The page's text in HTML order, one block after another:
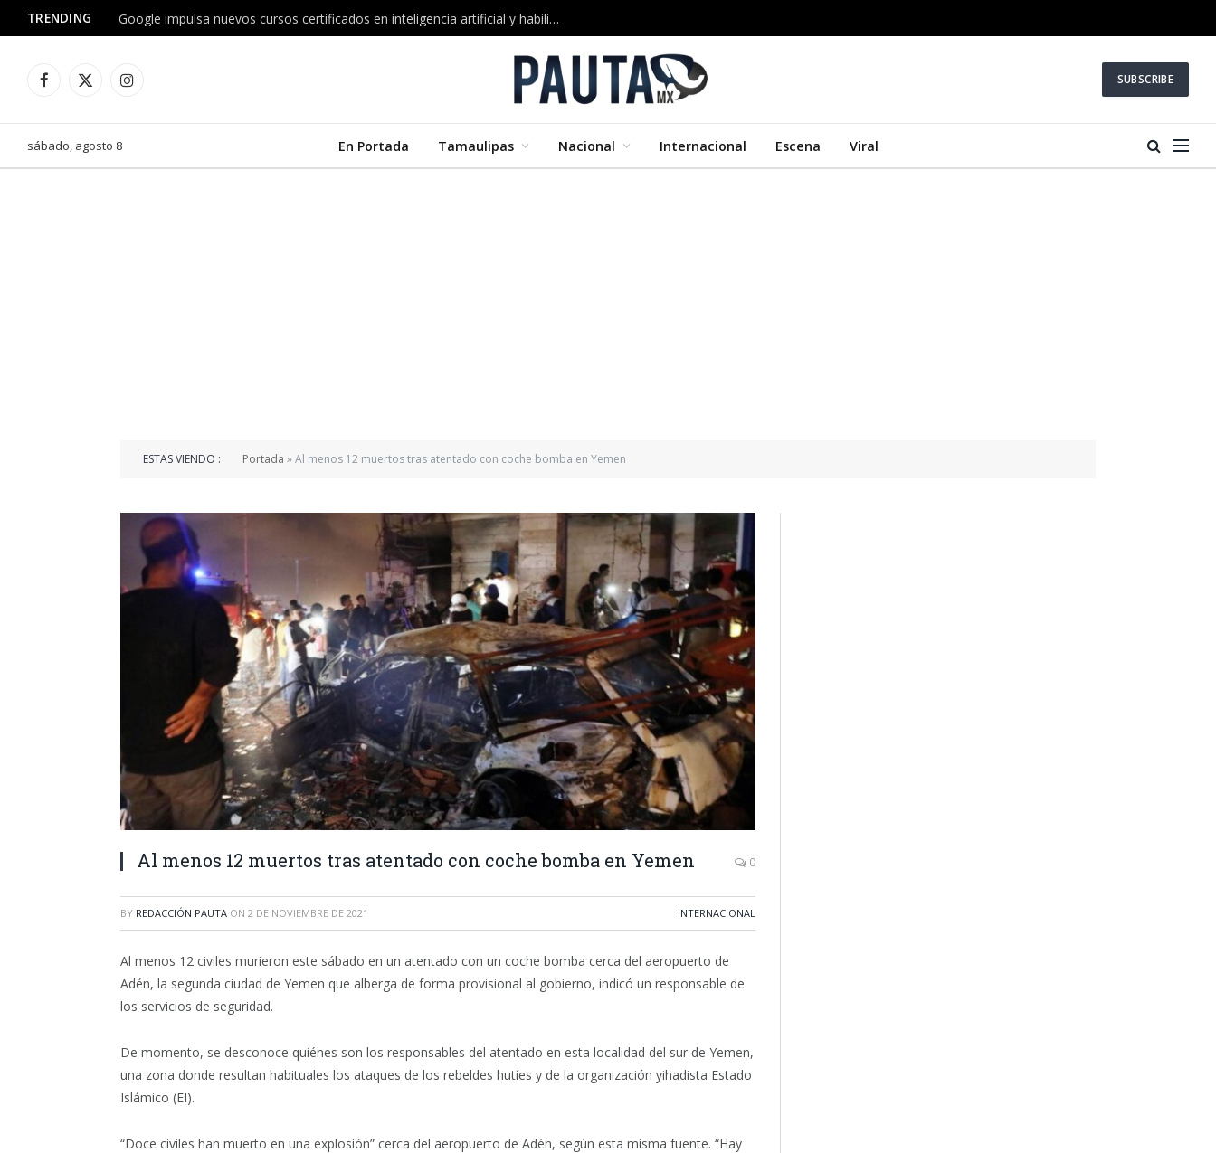
TRENDING Google impulsa nuevos cursos certificados en inteligencia artificial y habilidades digitales
Facebook
X
Instagram SUBSCRIBE
sábado, agosto 8 En Portada Tamaulipas Nacional Internacional Escena Viral
ESTAS VIENDO : Portada »Al menos 12 muertos tras atentado con coche bomba en Yemen
Al menos 12 muertos tras atentado con coche bomba en Yemen 0
BY REDACCIÓN PAUTA ON 2 DE NOVIEMBRE DE 2021 INTERNACIONAL
Al menos 12 civiles murieron este sábado en un atentado con un coche bomba cerca del aeropuerto de
Adén, la segunda ciudad de Yemen que alberga de forma provisional al gobierno, indicó un responsable de
los servicios de seguridad.
De momento, se desconoce quiénes son los responsables del atentado en esta localidad del sur de Yemen,
una zona donde resultan habituales los ataques de los rebeldes hutíes y de la organización yihadista Estado
Islámico (EI).
“Doce civiles han muerto en una explosión” cerca del aeropuerto de Adén, según esta misma fuente. “Hay